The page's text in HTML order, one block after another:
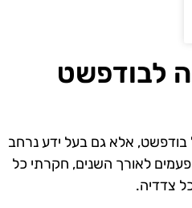
לבודפשט
בודפשט, אלא גם בעל ידע נרחב
לאורך השנים, חקרתי כל
צדדיה.